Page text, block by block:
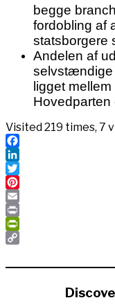
begge
fordobling af
statsborgere
Andelen af
selvstændige
ligget
Hovedparten
Visited 219 times, 7
Facebook
LinkedIn
Twitter
Pinterest
Email
Print
PrintFriendly
Link